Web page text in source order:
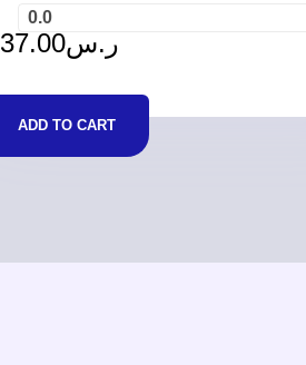
0.0
ر.س37.00
ADD TO CART